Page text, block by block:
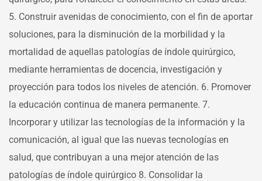
5. Construir avenidas de conocimiento, con el fin de aportar
soluciones, para la disminución de la morbilidad y la
mortalidad de aquellas patologías de índole quirúrgico,
mediante herramientas de docencia, investigación y
proyección para todos los niveles de atención. 6. Promover
la educación continua de manera permanente. 7.
Incorporar y utilizar las tecnologías de la información y la
comunicación, al igual que las nuevas tecnologías en
salud, que contribuyan a una mejor atención de las
patologías de índole quirúrgico 8. Consolidar la